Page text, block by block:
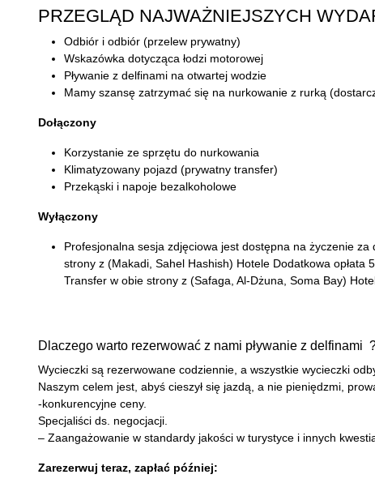
PRZEGLĄD NAJWAŻNIEJSZYCH
Odbiór i odbiór (przelew prywatny)
Wskazówka dotycząca łodzi motorowej
Pływanie z delfinami na otwartej wodzie
Mamy szansę zatrzymać się na nurkowanie z rurką
Dołączony
Korzystanie ze sprzętu do nurkowania
Klimatyzowany pojazd (prywatny transfer)
Przekąski i napoje bezalkoholowe
Wyłączony
Profesjonalna sesja zdjęciowa jest dostępna na życzenie
strony z (Makadi, Sahel Hashish) Hotele Dodatkowa opłata
Transfer w obie strony z (Safaga, Al-Dżuna, Soma Bay)
Dlaczego warto rezerwować z nami pływanie z delfinami
Wycieczki są rezerwowane codziennie, a wszystkie wycieczki
Naszym celem jest, abyś cieszył się jazdą, a nie pieniędzmi,
-konkurencyjne ceny.
Specjaliści ds. negocjacji.
– Zaangażowanie w standardy jakości w turystyce i innych
Zarezerwuj teraz, zapłać później: